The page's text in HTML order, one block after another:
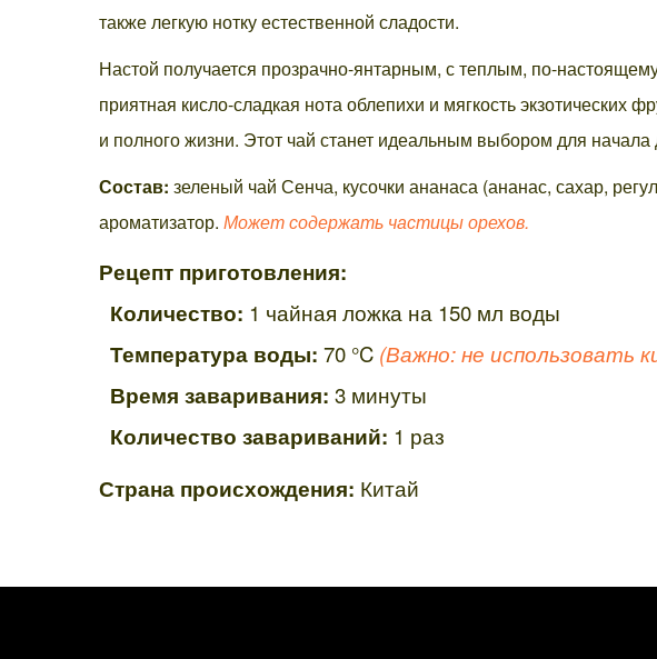
также легкую нотку естественной сладости.
Настой получается прозрачно-янтарным, с теплым, по-
приятная кисло-сладкая нота облепихи и мягкость
и полного жизни. Этот чай станет идеальным выбором для
Состав: зеленый чай Сенча, кусочки ананаса (ананас, сахар,
ароматизатор. Может содержать частицы орехов.
Рецепт приготовления:
Количество: 1 чайная ложка на 150 мл воды
Температура воды: 70 °C (Важно: не использовать
Время заваривания: 3 минуты
Количество завариваний: 1 раз
Страна происхождения: Китай